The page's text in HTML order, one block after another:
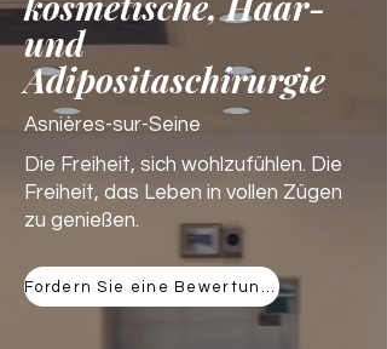
und
Adipositaschirurgie
Asnières-sur-Seine
Die Freiheit, sich wohlzufühlen. Die
Freiheit, das Leben in vollen Zügen
zu genießen.